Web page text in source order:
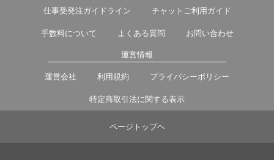
仕事受発注ガイドライン チャットご利用ガイド
手数料について よくある質問 お問い合わせ
運営情報
運営会社 利用規約 プライバシーポリシー
特定商取引法に関する表示
ページトップヘ